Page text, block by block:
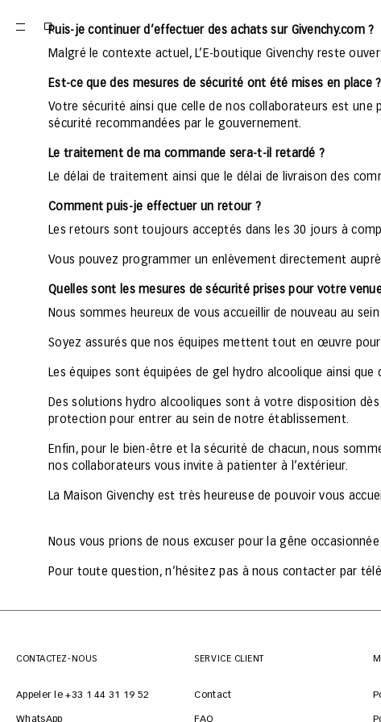
Puis-je continuer d’effectuer des achats sur Givenchy.com ?
Malgré le contexte actuel, L’E-boutique Givenchy reste
Est-ce que des mesures de sécurité ont été mises en place ?
Votre sécurité ainsi que celle de nos collaborateurs est
sécurité recommandées par le gouvernement.
Le traitement de ma commande sera-t-il retardé ?
Le délai de traitement ainsi que le délai de livraison des
Comment puis-je effectuer un retour ?
Les retours sont toujours acceptés dans les 30 jours à
Vous pouvez programmer un enlèvement directement
Quelles sont les mesures de sécurité prises pour votre
Nous sommes heureux de vous accueillir de nouveau au
Soyez assurés que nos équipes mettent tout en œuvre
Les équipes sont équipées de gel hydro alcoolique ainsi que
Des solutions hydro alcooliques sont à votre disposition
protection pour entrer au sein de notre établissement.
Enfin, pour le bien-être et la sécurité de chacun, nous
nos collaborateurs vous invite à patienter à l’extérieur.
La Maison Givenchy est très heureuse de pouvoir vous
Nous vous prions de nous excuser pour la gêne
Pour toute question, n’hésitez pas à nous contacter par
CONTACTEZ-NOUS
Appeler le +33 1 44 31 19 52
WhatsApp
SERVICE CLIENT
Contact
FAQ